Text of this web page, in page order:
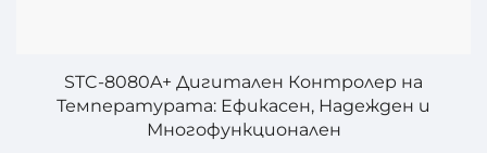
STC-8080A+ Дигитален Контролер на
Температурата: Ефикасен, Надежден и
Многофункционален